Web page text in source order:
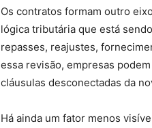
Os contratos formam outro
lógica tributária que está
repasses, reajustes,
essa revisão, empresas
cláusulas desconectadas da
Há ainda um fator menos